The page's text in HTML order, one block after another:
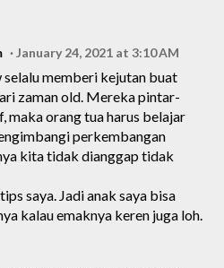
January 24, 2021 at 3:10 AM
selalu memberi kejutan buat
zaman old. Mereka pintar-
maka orang tua harus belajar
perkembangan
kita tidak dianggap tidak
saya. Jadi anak saya bisa
kalau emaknya keren juga loh.